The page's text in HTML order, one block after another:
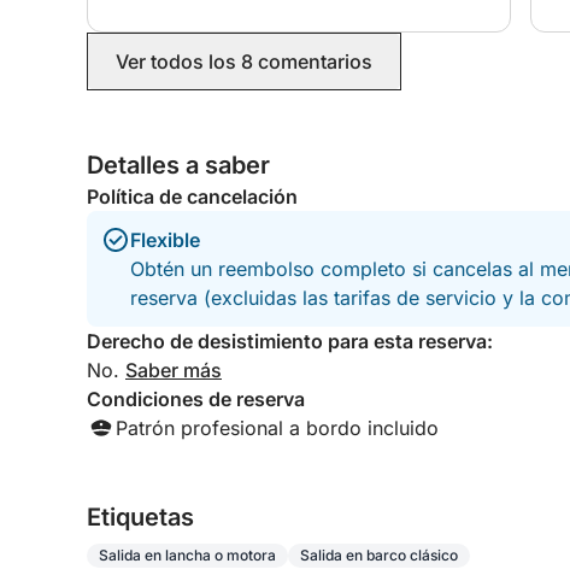
Ver todos los 8 comentarios
Detalles a saber
Política de cancelación
Flexible
Obtén un reembolso completo si cancelas al
reserva (excluidas las tarifas de servicio y la
Derecho de desistimiento para esta reserva:
No. Saber más
Condiciones de reserva
Patrón profesional a bordo incluido
Etiquetas
Salida en lancha o motora Salida en barco clásico